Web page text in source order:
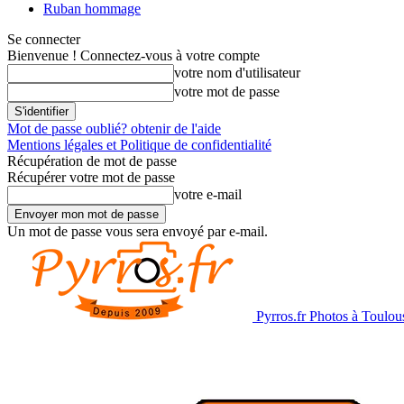
Ruban hommage
Se connecter
Bienvenue ! Connectez-vous à votre compte
votre nom d'utilisateur
votre mot de passe
Mot de passe oublié? obtenir de l'aide
Mentions légales et Politique de confidentialité
Récupération de mot de passe
Récupérer votre mot de passe
votre e-mail
Un mot de passe vous sera envoyé par e-mail.
Pyrros.fr Photos à